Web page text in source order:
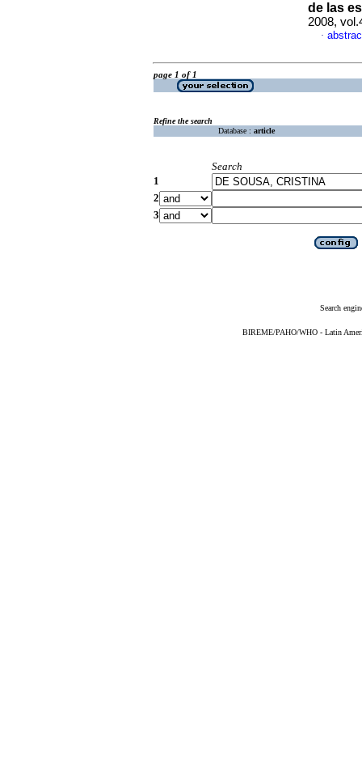
de las
2008,
·
page 1 of 1
Refine the search
Database : article
Search
1
2
3
Search
BIREME/PAHO/WHO - Latin